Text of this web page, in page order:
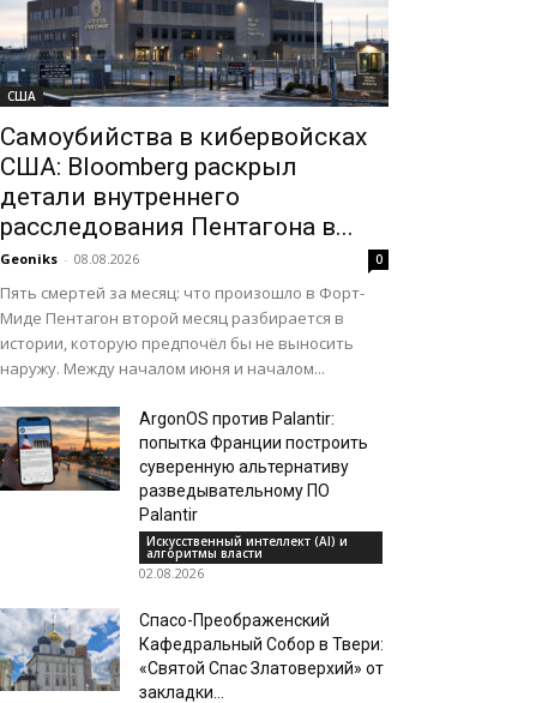
США
Самоубийства в кибервойсках
США: Bloomberg раскрыл
детали внутреннего
расследования Пентагона в...
Geoniks - 08.08.2026 0
Пять смертей за месяц: что произошло в Форт-
Миде Пентагон второй месяц разбирается в
истории, которую предпочёл бы не выносить
наружу. Между началом июня и началом...
ArgonOS против Palantir:
попытка Франции построить
суверенную альтернативу
разведывательному ПО
Palantir
Искусственный интеллект (AI) и
алгоритмы власти
02.08.2026
Спасо-Преображенский
Кафедральный Собор в Твери:
«Святой Спас Златоверхий» от
закладки...